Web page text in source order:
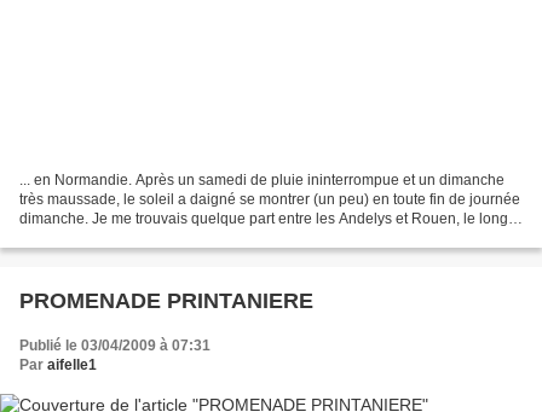
... en Normandie. Après un samedi de pluie ininterrompue et un dimanche
très maussade, le soleil a daigné se montrer (un peu) en toute fin de journée
dimanche. Je me trouvais quelque part entre les Andelys et Rouen, le long
PROMENADE PRINTANIERE
Publié le 03/04/2009 à 07:31
Par aifelle1